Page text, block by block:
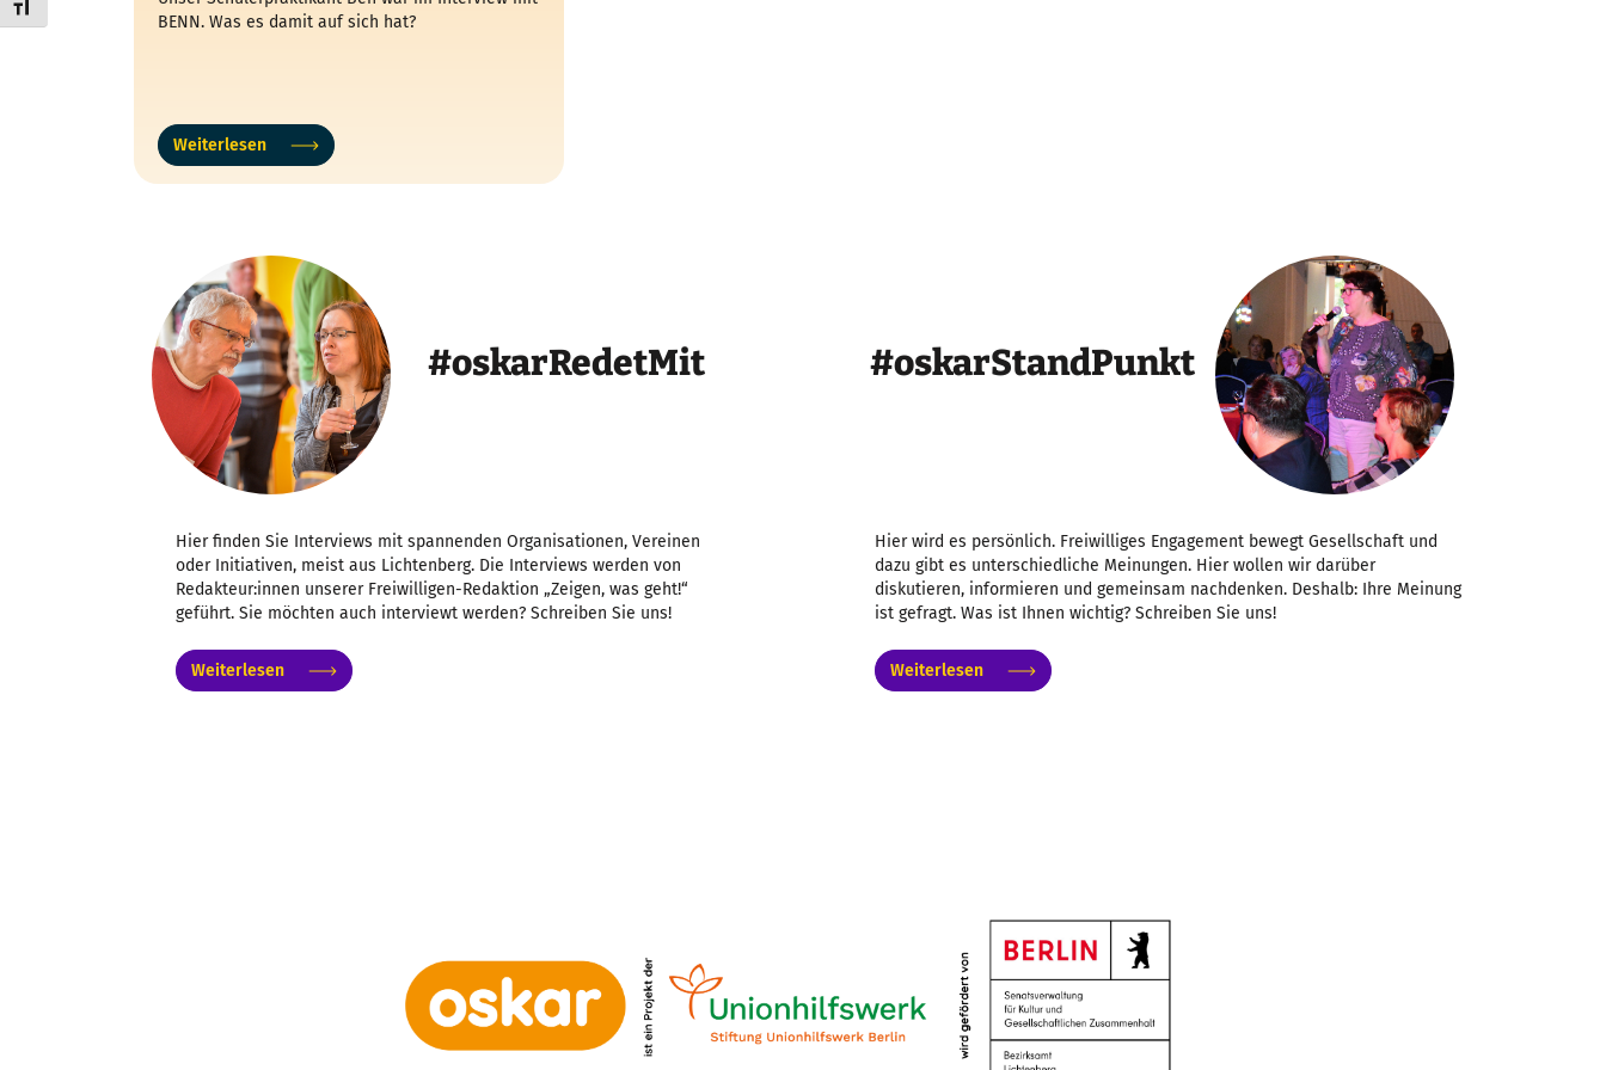
Schrift vergrößern
BENN. Was es damit auf sich hat?
Weiterlesen
#oskarRedetMit
Hier finden Sie Interviews mit spannenden Organisationen, Vereinen
oder Initiativen, meist aus Lichtenberg. Die Interviews werden von
Redakteur:innen unserer Freiwilligen-Redaktion „Zeigen, was geht!“
geführt. Sie möchten auch interviewt werden? Schreiben Sie uns!
Weiterlesen
#oskarStandPunkt
Hier wird es persönlich. Freiwilliges Engagement bewegt Gesellschaft und
dazu gibt es unterschiedliche Meinungen. Hier wollen wir darüber
diskutieren, informieren und gemeinsam nachdenken. Deshalb: Ihre Meinung
ist gefragt. Was ist Ihnen wichtig? Schreiben Sie uns!
Weiterlesen